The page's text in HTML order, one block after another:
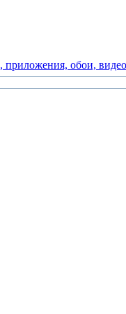
приложения, обои, видео